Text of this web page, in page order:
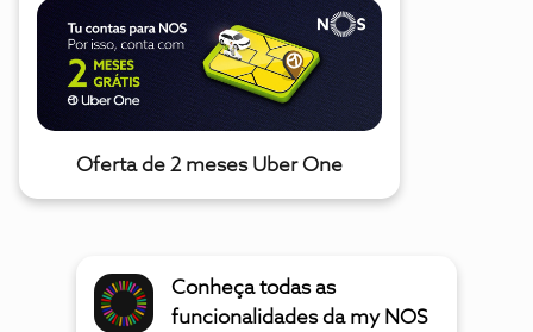
Oferta de 2 meses Uber One
Conheça todas as
funcionalidades da my NOS